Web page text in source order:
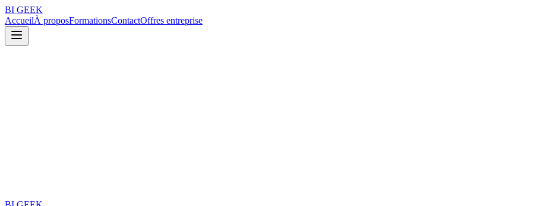
BI GEEK
AccueilÀ proposFormationsContactOffres entreprise